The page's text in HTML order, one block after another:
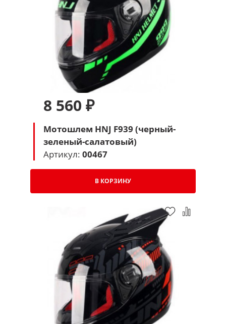
8 560 ₽
Мотошлем HNJ F939 (черный-
зеленый-салатовый)
Артикул: 00467
В КОРЗИНУ